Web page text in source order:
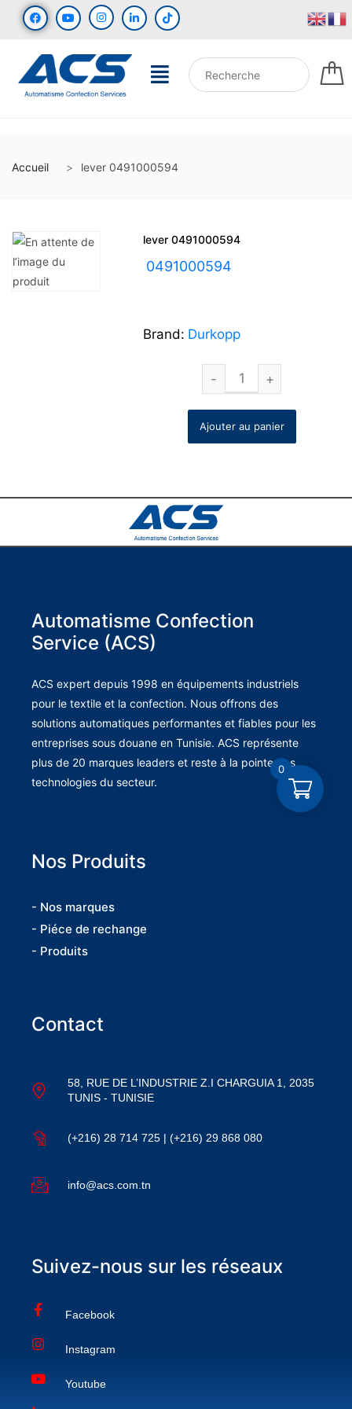
Accueil lever 0491000594
lever 0491000594
0491000594
Brand: Durkopp
Ajouter au panier
Automatisme Confection
Service (ACS)
ACS expert depuis 1998 en équipements industriels
pour le textile et la confection. Nous offrons des
solutions automatiques performantes et fiables pour les
entreprises sous douane en Tunisie. ACS représente
plus de 20 marques leaders et reste à la pointe des
technologies du secteur.
Nos Produits
- Nos marques
- Piéce de rechange
- Produits
Contact
58, RUE DE L’INDUSTRIE Z.I CHARGUIA 1, 2035
TUNIS - TUNISIE
(+216) 28 714 725 | (+216) 29 868 080
info@acs.com.tn
Suivez-nous sur les réseaux
Facebook
Instagram
Youtube
0